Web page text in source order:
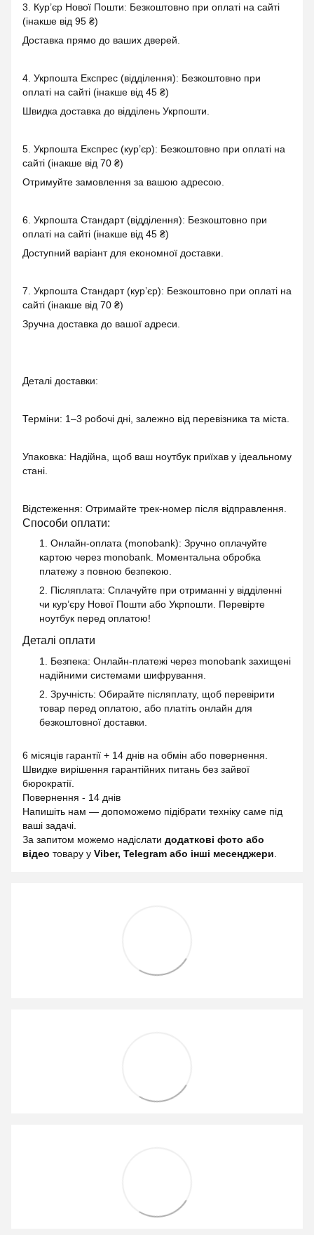
3. Кур’єр Нової Пошти: Безкоштовно при оплаті на сайті
(інакше від 95 ₴)
Доставка прямо до ваших дверей.
4. Укрпошта Експрес (відділення): Безкоштовно при
оплаті на сайті (інакше від 45 ₴)
Швидка доставка до відділень Укрпошти.
5. Укрпошта Експрес (кур’єр): Безкоштовно при оплаті на
сайті (інакше від 70 ₴)
Отримуйте замовлення за вашою адресою.
6. Укрпошта Стандарт (відділення): Безкоштовно при
оплаті на сайті (інакше від 45 ₴)
Доступний варіант для економної доставки.
7. Укрпошта Стандарт (кур’єр): Безкоштовно при оплаті на
сайті (інакше від 70 ₴)
Зручна доставка до вашої адреси.
Деталі доставки:
Терміни: 1–3 робочі дні, залежно від перевізника та міста.
Упаковка: Надійна, щоб ваш ноутбук приїхав у ідеальному
стані.
Відстеження: Отримайте трек-номер після відправлення.
Способи оплати:
1. Онлайн-оплата (monobank): Зручно оплачуйте
картою через monobank. Моментальна обробка
платежу з повною безпекою.
2. Післяплата: Сплачуйте при отриманні у відділенні
чи кур’єру Нової Пошти або Укрпошти. Перевірте
ноутбук перед оплатою!
Деталі оплати
1. Безпека: Онлайн-платежі через monobank захищені
надійними системами шифрування.
2. Зручність: Обирайте післяплату, щоб перевірити
товар перед оплатою, або платіть онлайн для
безкоштовної доставки.
6 місяців гарантії + 14 днів на обмін або повернення.
Швидке вирішення гарантійних питань без зайвої
бюрократії.
Повернення - 14 днів
Напишіть нам — допоможемо підібрати техніку саме під
ваші задачі.
За запитом можемо надіслати додаткові фото або
відео товару у Viber, Telegram або інші месенджери